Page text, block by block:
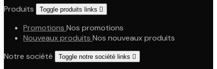
Produits Toggle produits links 
Promotions Nos promotions
Nouveaux produits Nos nouveaux produits
Notre société
Toggle notre société links 